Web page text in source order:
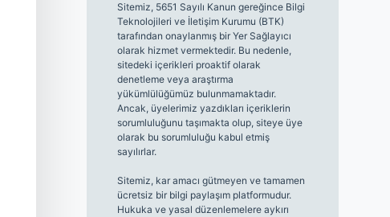
Sitemiz, 5651 Sayılı Kanun gereğince Bilgi
Teknolojileri ve İletişim Kurumu (BTK)
tarafından onaylanmış bir Yer Sağlayıcı
olarak hizmet vermektedir. Bu nedenle,
sitedeki içerikleri proaktif olarak
denetleme veya araştırma
yükümlülüğümüz bulunmamaktadır.
Ancak, üyelerimiz yazdıkları içeriklerin
sorumluluğunu taşımakta olup, siteye üye
olarak bu sorumluluğu kabul etmiş
sayılırlar.
Sitemiz, kar amacı gütmeyen ve tamamen
ücretsiz bir bilgi paylaşım platformudur.
Hukuka ve yasal düzenlemelere aykırı